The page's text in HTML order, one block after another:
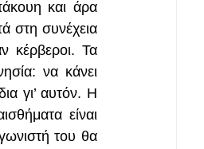
και άρα
στη συνέχεια
κέρβεροι. Τα
να κάνει
γι’ αυτόν. Η
είναι
του θα